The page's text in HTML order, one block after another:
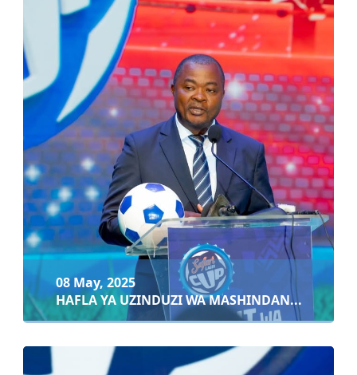
07 May, 2025
UWASILISHWAJI WA HOTUBA YA BAJETI YA WHU...
Soma zaidi
08 May, 2025
HAFLA YA UZINDUZI WA MASHINDAN...